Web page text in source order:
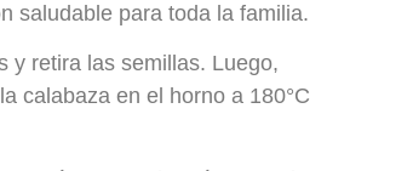
saludable para toda la familia.
y retira las semillas. Luego,
calabaza en el horno a 180°C